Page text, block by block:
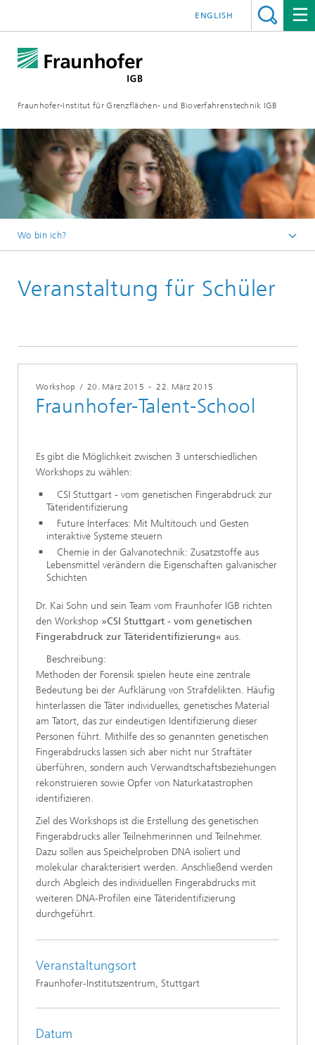
Fraunhofer-Institut für Grenzflächen- und Bioverfahrenstechnik IGB
ENGLISH
Wo bin ich?
Veranstaltungen
Veranstaltung für Schüler
Workshop / 20. März 2015 -22. März 2015
Fraunhofer-Talent-School
Es gibt die Möglichkeit zwischen 3 unterschiedlichen
Workshops zu wählen:
CSI Stuttgart - vom genetischen Fingerabdruck zur
Täteridentifizierung
Future Interfaces: Mit Multitouch und Gesten
interaktive Systeme steuern
Chemie in der Galvanotechnik: Zusatzstoffe aus
Lebensmittel verändern die Eigenschaften galvanischer
Schichten
Dr. Kai Sohn und sein Team vom Fraunhofer IGB richten
den Workshop »CSI Stuttgart - vom genetischen
Fingerabdruck zur Täteridentifizierung« aus.
Beschreibung:
Methoden der Forensik spielen heute eine zentrale
Bedeutung bei der Aufklärung von Strafdelikten. Häufig
hinterlassen die Täter individuelles, genetisches Material
am Tatort, das zur eindeutigen Identifizierung dieser
Personen führt. Mithilfe des so genannten genetischen
Fingerabdrucks lassen sich aber nicht nur Straftäter
überführen, sondern auch Verwandtschaftsbeziehungen
rekonstruieren sowie Opfer von Naturkatastrophen
identifizieren.
Ziel des Workshops ist die Erstellung des genetischen
Fingerabdrucks aller Teilnehmerinnen und Teilnehmer.
Dazu sollen aus Speichelproben DNA isoliert und
molekular charakterisiert werden. Anschließend werden
durch Abgleich des individuellen Fingerabdrucks mit
weiteren DNA-Profilen eine Täteridentifizierung
durchgeführt.
Veranstaltungsort
Fraunhofer-Institutszentrum, Stuttgart
Datum